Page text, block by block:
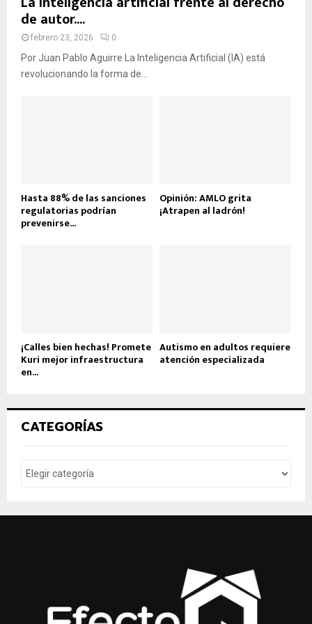
de autor....
febrero 23, 2026 0
​​​​​​Por Juan Pablo Aguirre La Inteligencia Artificial (IA) está
revolucionando la forma de...
Hasta 88% de las sanciones
regulatorias podrían
prevenirse...
Opinión: AMLO grita
¡Atrapen al ladrón!
¡Calles bien hechas! Promete
Kuri mejor infraestructura
en...
Autismo en adultos requiere
atención especializada
CATEGORÍAS